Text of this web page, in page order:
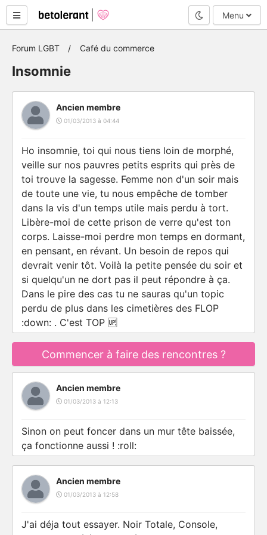
Mode nuit
Menu
Forum LGBT Café du commerce
Insomnie
Ancien membre
01/03/2013 à 04:44
Ho insomnie, toi qui nous tiens loin de morphé,
veille sur nos pauvres petits esprits qui près de
toi trouve la sagesse. Femme non d'un soir mais
de toute une vie, tu nous empêche de tomber
dans la vis d'un temps utile mais perdu à tort.
Libère-moi de cette prison de verre qu'est ton
corps. Laisse-moi perdre mon temps en dormant,
en pensant, en révant. Un besoin de repos qui
devrait venir tôt. Voilà la petite pensée du soir et
si quelqu'un ne dort pas il peut répondre à ça.
Dans le pire des cas tu ne sauras qu'un topic
perdu de plus dans les cimetières des FLOP
:down: . C'est TOP 🆙
Commencer à faire des rencontres ?
Ancien membre
01/03/2013 à 12:13
Sinon on peut foncer dans un mur tête baissée,
ça fonctionne aussi ! :roll:
Ancien membre
01/03/2013 à 12:58
J'ai déja tout essayer. Noir Totale, Console,